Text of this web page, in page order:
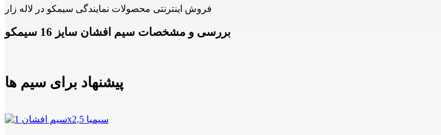
فروش اینترنتی محصولات نمایندگی سیمکو در لاله زار
بررسی و مشخصات سیم افشان سایز 16 سیمکو
پیشنهاد برای سیم ها